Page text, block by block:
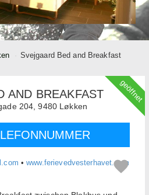
Svejgaard Bed and Breakfast
geöffnet
AND BREAKFAST
204, 9480 Løkken
•www.ferievedvesterhavet.com